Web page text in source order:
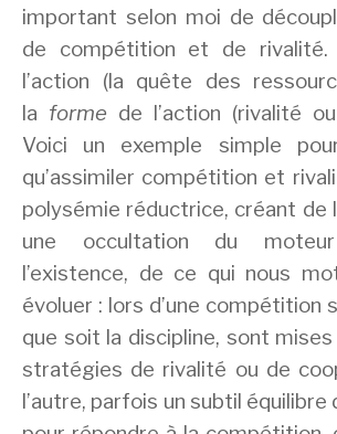
important selon moi de
de compétition et de
l’action (la quête des
la forme de l’action (rivalité
Voici un exemple simple
qu’assimiler compétition et
polysémie réductrice, créant de
une occultation du
l’existence, de ce qui nous
évoluer : lors d’une compétition
que soit la discipline, sont
stratégies de rivalité ou de
l’autre, parfois un subtil équilibre